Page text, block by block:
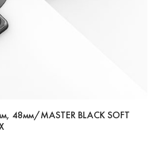
48мм/MASTER BLACK SOFT